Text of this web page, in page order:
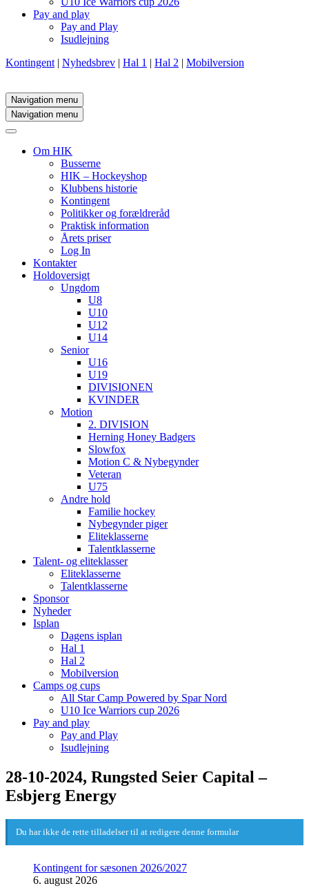
Pay and play
Pay and Play
Isudlejning
Kontingent | Nyhedsbrev | Hal 1 | Hal 2 | Mobilversion
Navigation menu
Navigation menu
Om HIK
Busserne
HIK – Hockeyshop
Klubbens historie
Kontingent
Politikker og forældreråd
Praktisk information
Årets priser
Log In
Kontakter
Holdoversigt
Ungdom
U8
U10
U12
U14
Senior
U16
U19
DIVISIONEN
KVINDER
Motion
2. DIVISION
Herning Honey Badgers
Slowfox
Motion C & Nybegynder
Veteran
U75
Andre hold
Familie hockey
Nybegynder piger
Eliteklasserne
Talentklasserne
Talent- og eliteklasser
Eliteklasserne
Talentklasserne
Sponsor
Nyheder
Isplan
Dagens isplan
Hal 1
Hal 2
Mobilversion
Camps og cups
All Star Camp Powered by Spar Nord
U10 Ice Warriors cup 2026
Pay and play
Pay and Play
Isudlejning
28-10-2024, Rungsted Seier Capital –
Esbjerg Energy
Du har ikke de rette tilladelser til at redigere denne formular
Kontingent for sæsonen 2026/2027
6. august 2026